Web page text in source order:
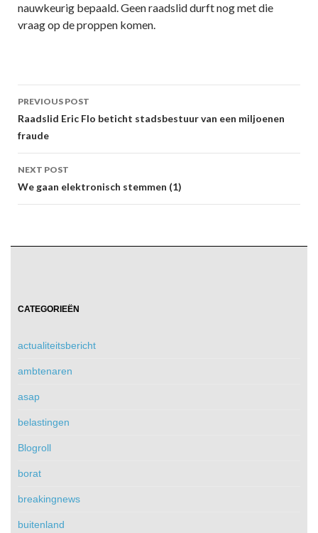
nauwkeurig bepaald. Geen raadslid durft nog met die
vraag op de proppen komen.
Post
navigation
PREVIOUS POST
Raadslid Eric Flo beticht stadsbestuur van een miljoenen
fraude
NEXT POST
We gaan elektronisch stemmen (1)
CATEGORIEËN
actualiteitsbericht
ambtenaren
asap
belastingen
Blogroll
borat
breakingnews
buitenland